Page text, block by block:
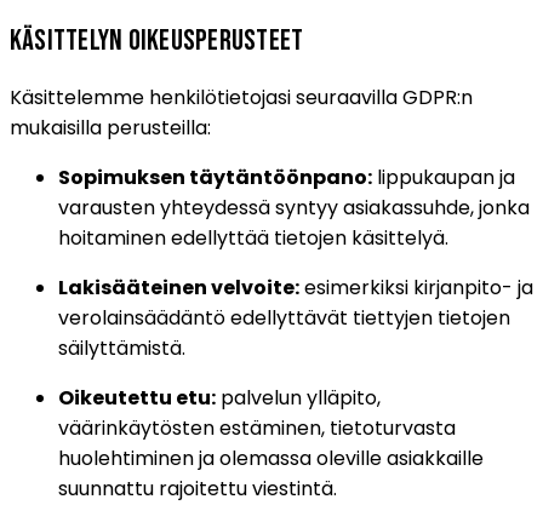
Käsittelyn oikeusperusteet
Käsittelemme henkilötietojasi seuraavilla GDPR:n
mukaisilla perusteilla:
Sopimuksen täytäntöönpano: lippukaupan ja
varausten yhteydessä syntyy asiakassuhde, jonka
hoitaminen edellyttää tietojen käsittelyä.
Lakisääteinen velvoite:esimerkiksi kirjanpito- ja
verolainsäädäntö edellyttävät tiettyjen tietojen
säilyttämistä.
Oikeutettu etu: palvelun ylläpito,
väärinkäytösten estäminen, tietoturvasta
huolehtiminen ja olemassa oleville asiakkaille
suunnattu rajoitettu viestintä.